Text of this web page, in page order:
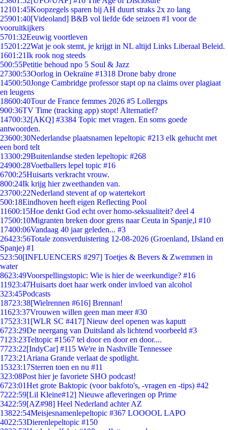
12101:45Koopzegels sparen bij AH duurt straks 2x zo lang
25901:40[Videoland] B&B vol liefde 6de seizoen #1 voor de
vooruitkijkers
5701:32Eeuwig voortleven
15201:22Wat je ook stemt, je krijgt in NL altijd Links Liberaal Beleid.
1601:21Ik rook nog steeds
500:55Petitie behoud npo 5 Soul & Jazz
27300:53Oorlog in Oekraïne #1318 Drone baby drone
14500:50Jonge Cambridge professor stapt op na claims over plagiaat
en leugens
18600:40Tour de France femmes 2026 #5 Lollergps
900:36TV Time (tracking app) stopt! Alternatief?
14700:32[AKQ] #3384 Topic met vragen. En soms goede
antwoorden.
23600:30Nederlandse plaatsnamen lepeltopic #213 elk gehucht met
een bord telt
13300:29Buitenlandse steden lepeltopic #268
24900:28Voetballers lepel topic #16
6700:25Huisarts verkracht vrouw.
800:24Ik krijg hier zweethanden van.
23700:22Nederland stevent af op watertekort
500:18Eindhoven heeft eigen Reflecting Pool
11600:15Hoe denkt God echt over homo-seksualiteit? deel 4
17500:10Migranten breken door grens naar Ceuta in Spanje,l #10
17400:06Vandaag 40 jaar geleden... #3
26423:56Totale zonsverduistering 12-08-2026 (Groenland, IJsland en
Spanje) #1
523:50[INFLUENCERS #297] Toetjes & Bevers & Zwemmen in
water
8623:49Voorspellingstopic: Wie is hier de weerkundige? #16
11923:47Huisarts doet haar werk onder invloed van alcohol
323:45Podcasts
18723:38[Wielrennen #616] Brennan!
11623:37Vrouwen willen geen man meer #30
17523:31 [WLR SC #417] Nieuw deel openen was kaputt
6723:29De neergang van Duitsland als lichtend voorbeeld #3
71 23:23Teltopic #1567 tel door en door en door....
7723:22[IndyCar] #115 We're in Nashville Tennessee
1723:21 Ariana Grande verlaat de spotlight.
15323:17Sterren toen en nu #11
323:08Post hier je favoriete SHO podcast!
6723:01Het grote Baktopic (voor bakfoto's, -vragen en -tips) #42
7222:59[Lil Kleine#12] Nieuwe afleveringen op Prime
3422:59[AZ#98] Heel Nederland achter AZ
13822:54Meisjesnamenlepeltopic #367 LOOOOL LAPO
4022:53Dierenlepeltopic #150